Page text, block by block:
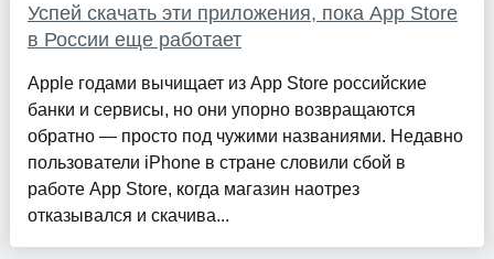
Успей скачать эти приложения, пока App Store
в России еще работает
Apple годами вычищает из App Store российские
банки и сервисы, но они упорно возвращаются
обратно — просто под чужими названиями. Недавно
пользователи iPhone в стране словили сбой в
работе App Store, когда магазин наотрез
отказывался и скачива...